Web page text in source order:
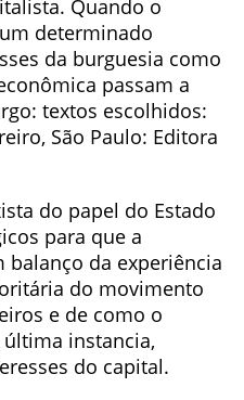
Quando o
determinado
da burguesia como
passam a
textos escolhidos:
São Paulo: Editora
do papel do Estado
para que a
balanço da experiência
do movimento
e de como o
última instancia,
do capital.